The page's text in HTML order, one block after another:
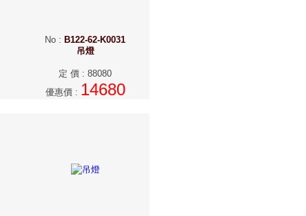
No : B122-62-K0031
吊燈
定 價 : 88080
優惠價: 14680